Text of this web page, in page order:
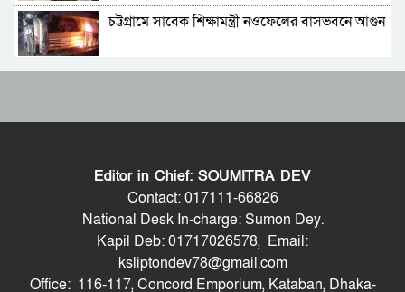
পাইপলাইনের মাধ্যমে ভারত থেকে আরও বেশি
শেখ হাসিনাকে কথা বলতে দেওয়া দুই দেশের
সম্পর্কের জন্য ক্ষতিকর: পররাষ্ট্র মন্ত্রণালয়
শেখ হাসিনার বক্তব্য প্রচারে নিষেধাজ্ঞার যৌক্তিকতা
নিয়ে রুমিন ফারহানার প্রশ্ন
চট্টগ্রামে সাবেক শিক্ষামন্ত্রী নওফেলের বাসভবনে আগুন
বাংলাদেশ-পাকিস্তানসহ ১৩ দেশের জোট, কমান্ডার
জাতীয় সংসদের বিশেষ অধিবেশন ডাকা হচ্ছে
বগুড়ায় ও সিলেটে দুই ঘণ্টার ব্যবধানে সড়ক দুর্ঘটনায়
শিশুসহ প্রাণ গেল ১৫ জনের
Editor in Chief: SOUMITRA DEV
Contact: 017111-66826
National Desk In-charge: Sumon Dey.
Kapil Deb: 01717026578, Email:
ksliptondev78@gmail.com
Office: 116-117, Concord Emporium, Kataban, Dhaka-